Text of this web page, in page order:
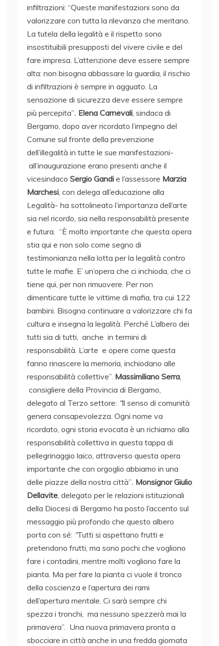
infiltrazioni: “Queste manifestazioni sono da
valorizzare con tutta la rilevanza che meritano.
La tutela della legalità e il rispetto sono
insostituibili presupposti del vivere civile e del
fare impresa. L’attenzione deve essere sempre
alta: non bisogna abbassare la guardia, il rischio
di infiltrazioni è sempre in agguato. La
sensazione di sicurezza deve essere sempre
più percepita”. Elena Carnevali, sindaca di
Bergamo, dopo aver ricordato l’impegno del
Comune sul fronte della prevenzione
dell’illegalità in tutte le sue manifestazioni-
all’inaugurazione erano presenti anche il
vicesindaco Sergio Gandi e l’assessore Marzia
Marchesi, con delega all’educazione alla
Legalità- ha sottolineato l’importanza dell’arte
sia nel ricordo, sia nella responsabilità presente
e futura. “È molto importante che questa opera
stia qui e non solo come segno di
testimonianza nella lotta per la legalità contro
tutte le mafie. E’ un’opera che ci inchioda, che ci
tiene qui, per non rimuovere. Per non
dimenticare tutte le vittime di mafia, tra cui 122
bambini. Bisogna continuare a valorizzare chi fa
cultura e insegna la legalità. Perché L’albero dei
tutti sia di tutti, anche in termini di
responsabilità. L’arte e opere come questa
fanno rinascere la memoria, inchiodano alle
responsabilità collettive”. Massimiliano Serra,
consigliere della Provincia di Bergamo,
delegato al Terzo settore: “Il senso di comunità
genera consapevolezza. Ogni nome va
ricordato, ogni storia evocata è un richiamo alla
responsabilità collettiva in questa tappa di
pellegrinaggio laico, attraverso questa opera
importante che con orgoglio abbiamo in una
delle piazze della nostra città”. Monsignor Giulio
Dellavite, delegato per le relazioni istituzionali
della Diocesi di Bergamo ha posto l’accento sul
messaggio più profondo che questo albero
porta con sé: “Tutti si aspettano frutti e
pretendono frutti, ma sono pochi che vogliono
fare i contadini, mentre molti vogliono fare la
pianta. Ma per fare la pianta ci vuole il tronco
della coscienza e l’apertura dei rami
dell’apertura mentale. Ci sarà sempre chi
spezza i tronchi, ma nessuno spezzerà mai la
primavera”. Una nuova primavera pronta a
sbocciare in città anche in una fredda giornata